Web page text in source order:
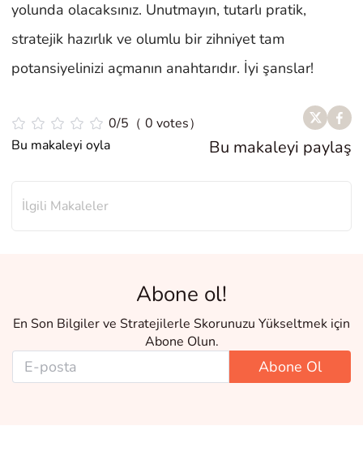
yolunda olacaksınız. Unutmayın, tutarlı pratik,
stratejik hazırlık ve olumlu bir zihniyet tam
potansiyelinizi açmanın anahtarıdır. İyi şanslar!
0/5（ 0 votes）
Bu makaleyi oyla
Bu makaleyi paylaş
İlgili Makaleler
Abone ol!
En Son Bilgiler ve Stratejilerle Skorunuzu Yükseltmek için
Abone Olun.
Abone Ol